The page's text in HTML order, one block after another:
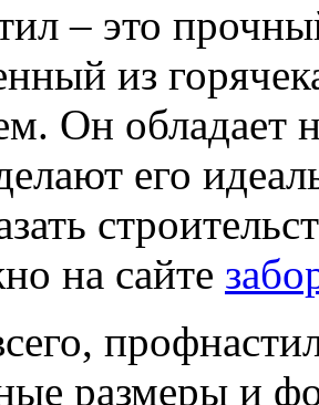
– это
из
Он обладает
его
на сайте
размеры и